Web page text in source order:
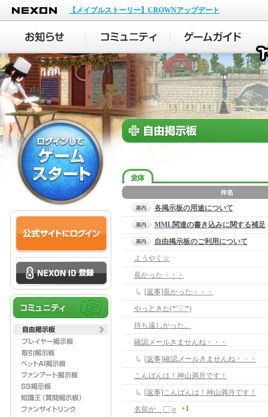
NEXON
【メイプルストーリー】CROWNアップデート
各掲示板の用途について
MML関連の書き込みに関する補足
自由掲示板のご利用について
ようやく☆
長かった・・・
[返事]長かった・・・
やっときた(*'▽'*)
待ち遠しかった。
確認メールきませんね・・・
[返事]確認メールきませんね・・・
こんばんは！神山満月です！
[返事]こんばんは！神山満月です！
名前が＿|￣|○
+1